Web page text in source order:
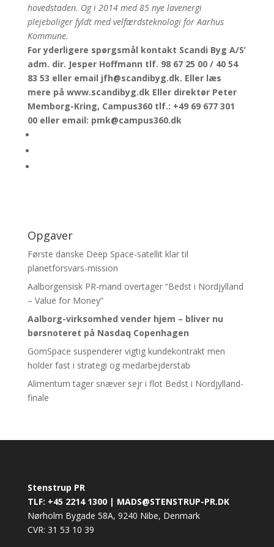
hovedstaden. Og i 2014 med 85 nye lavenergi
plejeboliger fyldt med velfærdsteknologi for Aarhus
Kommune.
For yderligere spørgsmål kontakt Scandi Byg A/S’
adm. dir. Jesper Hoffmann tlf. 98 67 25 00 / 40 54
83 53 eller email jfh@scandibyg.dk. Eller læs
mere på www.scandibyg.dk Eller direktør Peter
Memborg-Kring, Campus360 tlf.: +49 69 677 301
00 eller email: pmk@campus360.dk
Opgaver
Første danske Deep Space-satellit klar til
planetforsvars-mission
Aalborgensisk PR-mand overtager “Bedst i Nordjylland
– Value for Money”
Aalborg-virksomhed vender hjem – bliver nu
børsnoteret på Nasdaq Copenhagen
GomSpace suspenderer vigtig kundekontrakt men
holder fast i strategi og medarbejderstab
Alimentum tager snæver sejr i flot Bedst i Nordjylland-
finale
Stenstrup PR
TLF: +45 2214 1300 | MADS@STENSTRUP-PR.DK
Nørholm Bygade 58A, 9240 Nibe, Denmark
CVR: 31 53 10 39